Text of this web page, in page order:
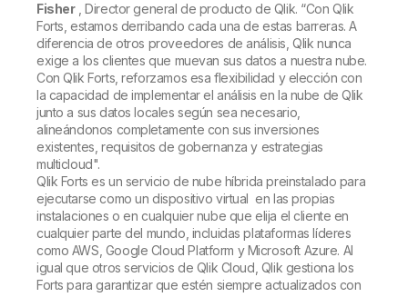
Fisher, Director general de producto de Qlik. “Con Qlik
Forts, estamos derribando cada una de estas barreras. A
diferencia de otros proveedores de análisis, Qlik nunca
exige a los clientes que muevan sus datos a nuestra nube.
Con Qlik Forts, reforzamos esa flexibilidad y elección con
la capacidad de implementar el análisis en la nube de Qlik
junto a sus datos locales según sea necesario,
alineándonos completamente con sus inversiones
existentes, requisitos de gobernanza y estrategias
multicloud".
Qlik Forts es un servicio de nube híbrida preinstalado para
ejecutarse como un dispositivo virtual en las propias
instalaciones o en cualquier nube que elija el cliente en
cualquier parte del mundo, incluidas plataformas líderes
como AWS, Google Cloud Platform y Microsoft Azure. Al
igual que otros servicios de Qlik Cloud, Qlik gestiona los
Forts para garantizar que estén siempre actualizados con